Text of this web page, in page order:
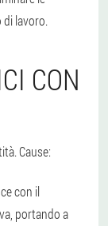
lavoro.
CON
Cause:
con il
portando a